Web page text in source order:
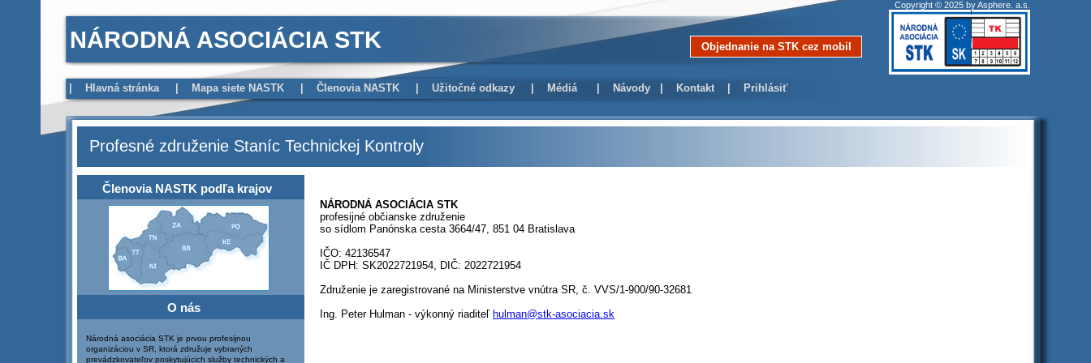
Hlavná stránka Mapa siete NASTK Členovia NASTK Užitočné odkazy Médiá Návody Kontakt Prihlásiť
Copyright © 2025 by Asphere. a.s.
Národná asociácia STK je prvou profesijnou
organizáciou v SR, ktorá združuje vybraných
prevádzkovateľov poskytujúcich služby technických a
Členovia NASTK podľa krajov
O nás
Profesné združenie Staníc Technickej Kontroly
NÁRODNÁ ASOCIÁCIA STK Objednanie na STK cez mobil